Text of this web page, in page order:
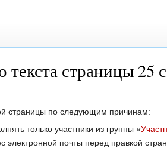
страницы 25
страницы по следующим причинам:
только участники из группы «
электронной почты перед правкой